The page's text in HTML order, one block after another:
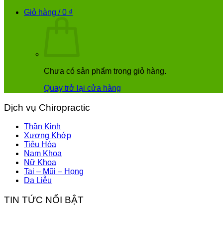
Giỏ hàng /0 ₫
Chưa có sản phẩm trong giỏ hàng.
Quay trở lại cửa hàng
Dịch vụ Chiropractic
Thần Kinh
Xương Khớp
Tiêu Hóa
Nam Khoa
Nữ Khoa
Tai – Mũi – Họng
Da Liễu
TIN TỨC NỔI BẬT